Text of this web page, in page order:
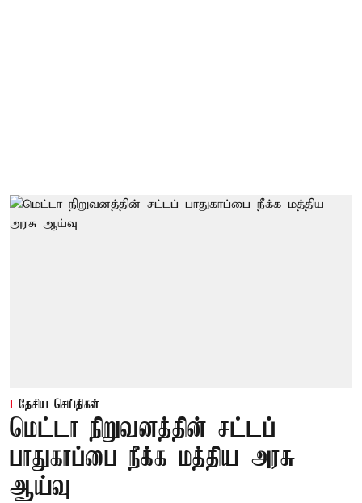
தேசிய செய்திகள்
மெட்டா நிறுவனத்தின் சட்டப்
பாதுகாப்பை நீக்க மத்திய அரசு
ஆய்வு